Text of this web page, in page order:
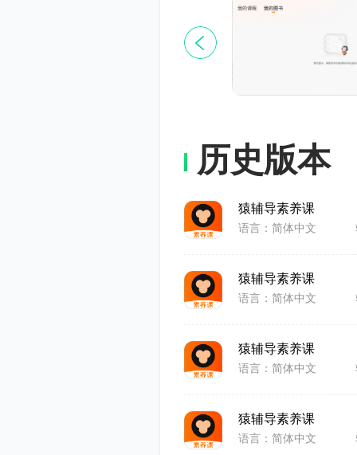
软件特
1、全国素
养提升
育专家探索
历史版本
猿辅导素养课
语言：简体中文
猿辅导素养课
语言：简体中文
猿辅导素养课
语言：简体中文
猿辅导素养课
语言：简体中文